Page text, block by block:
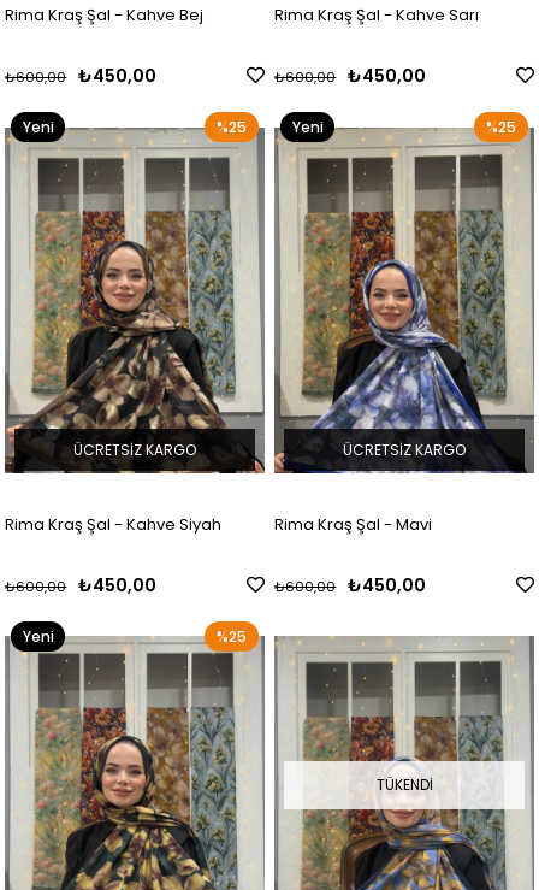
Rima Kraş Şal - Kahve Bej
₺450,00
₺600,00
Rima Kraş Şal - Kahve Sarı
₺450,00
₺600,00
Rima Kraş Şal - Kahve Siyah
₺450,00
₺600,00
%25
ÜCRETSIZ KARGO
Yeni
Ürün
Rima Kraş Şal - Mavi
₺450,00
₺600,00
%25
ÜCRETSIZ KARGO
Yeni
Ürün
%25
Yeni
Ürün
TÜKENDI